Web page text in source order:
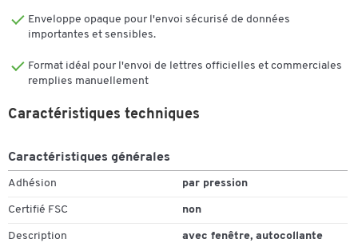
Enveloppe opaque pour l'envoi sécurisé de données
importantes et sensibles.
Format idéal pour l'envoi de lettres officielles et commerciales
remplies manuellement
Caractéristiques techniques
Caractéristiques générales
Adhésion par pression
Certifié FSC non
Description avec fenêtre, autocollante